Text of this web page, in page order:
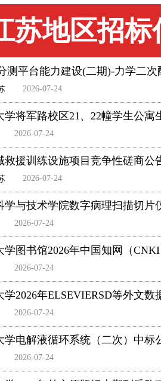
苏地区招标
测平台能力建设(二期)-力学二
2026-07-24
学将军路校区21、22幢学生公寓
2026-07-24
救援训练设施项目竞争性磋商公
2026-07-24
学与技术学院数字病理扫描切片
2026-07-24
学图书馆2026年中国知网（
2026-07-24
2026年ELSEVIERSD等外文
2026-07-24
学电解液循环系统（二次）中标
2026-07-24